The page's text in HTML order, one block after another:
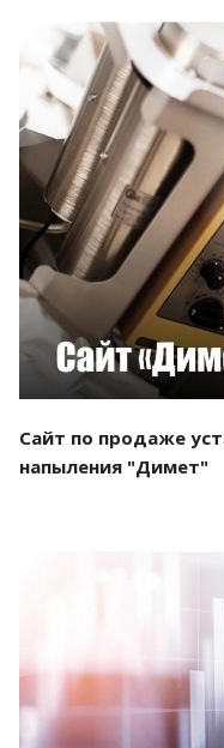
Сайт по продаже
напыления "Димет"